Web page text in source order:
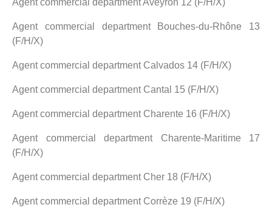
Agent commercial department Aveyron 12 (F/H/X)
Agent commercial department Bouches-du-Rhône 13
(F/H/X)
Agent commercial department Calvados 14 (F/H/X)
Agent commercial department Cantal 15 (F/H/X)
Agent commercial department Charente 16 (F/H/X)
Agent commercial department Charente-Maritime 17
(F/H/X)
Agent commercial department Cher 18 (F/H/X)
Agent commercial department Corrèze 19 (F/H/X)